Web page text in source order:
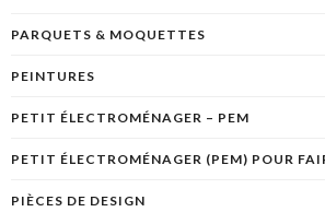
PARQUETS & MOQUETTES
PEINTURES
PETIT ÉLECTROMÉNAGER – PEM
PETIT ÉLECTROMÉNAGER (PEM) POUR
PIÈCES DE DESIGN